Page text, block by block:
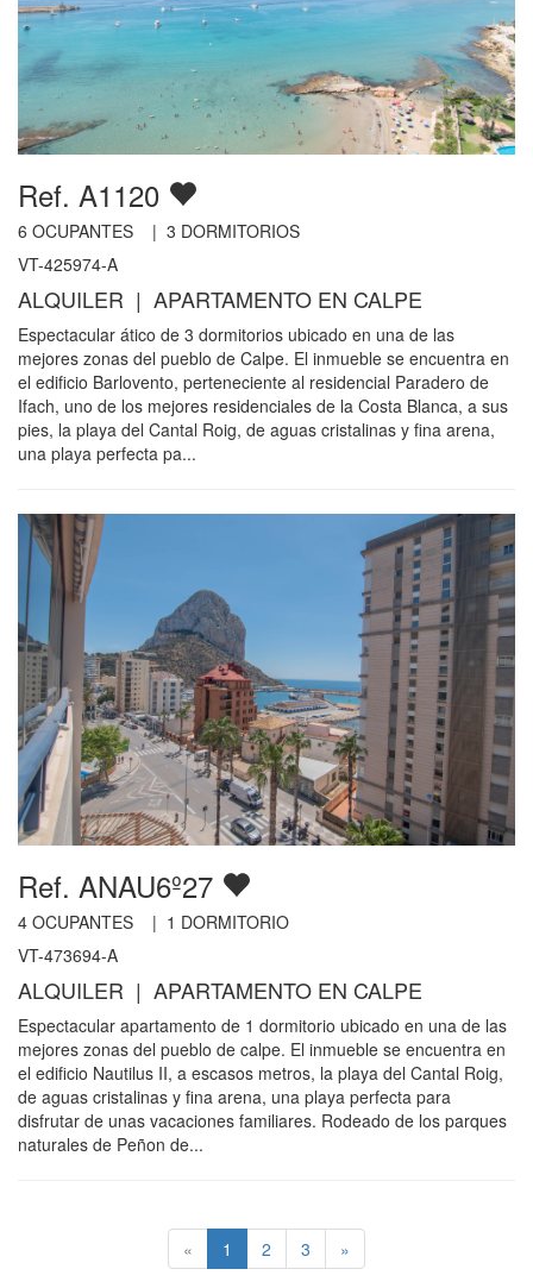
Ref. A1120
6 OCUPANTES | 3 DORMITORIOS
VT-425974-A
ALQUILER | APARTAMENTO EN CALPE
Espectacular ático de 3 dormitorios ubicado en una de las
mejores zonas del pueblo de Calpe. El inmueble se encuentra en
el edificio Barlovento, perteneciente al residencial Paradero de
Ifach, uno de los mejores residenciales de la Costa Blanca, a sus
pies, la playa del Cantal Roig, de aguas cristalinas y fina arena,
una playa perfecta pa...
Ref. ANAU6º27
4 OCUPANTES | 1 DORMITORIO
VT-473694-A
ALQUILER | APARTAMENTO EN CALPE
Espectacular apartamento de 1 dormitorio ubicado en una de las
mejores zonas del pueblo de calpe. El inmueble se encuentra en
el edificio Nautilus II, a escasos metros, la playa del Cantal Roig,
de aguas cristalinas y fina arena, una playa perfecta para
disfrutar de unas vacaciones familiares. Rodeado de los parques
naturales de Peñon de...
« 1 2 3 »